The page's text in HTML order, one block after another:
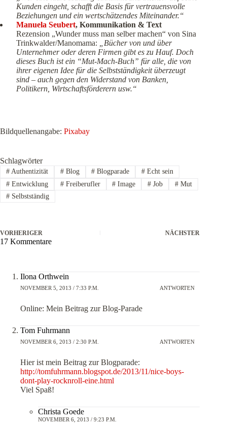
Kunden eingeht, schafft die Basis für vertrauensvolle
Beziehungen und ein wertschätzendes Miteinander.“
Manuela Seubert, Kommunikation & Text
Rezension „Wunder muss man selber machen“ von Sina
Trinkwalder/Manomama:
„Bücher von und über
Unternehmer oder deren Firmen gibt es zu Hauf. Doch
dieses Buch ist ein “Mut-Mach-Buch” für alle, die von
ihrer eigenen Idee für die Selbstständigkeit überzeugt
sind – auch gegen den Widerstand von Banken,
Politikern, Wirtschaftsförderern usw.“
Bildquellenangabe: Pixabay
Schlagwörter
#Authentizität #Blog # Blogparade # Echt sein
#Entwicklung #Freiberufler # Image # Job # Mut
#Selbstständig
VORHERIGER NÄCHSTER
17 Kommentare
Ilona Orthwein
NOVEMBER 5, 2013 / 7:33 P.M. ANTWORTEN
Online: Mein Beitrag zur Blog-Parade
Tom Fuhrmann
NOVEMBER 6, 2013 / 2:30 P.M. ANTWORTEN
Hier ist mein Beitrag zur Blogparade:
http://tomfuhrmann.blogspot.de/2013/11/nice-boys-
dont-play-rocknroll-eine.html
Viel Spaß!
Christa Goede
NOVEMBER 6, 2013 / 9:23 P.M.